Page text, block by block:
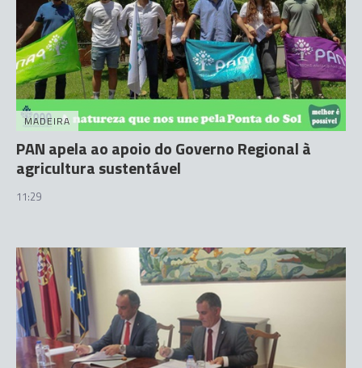
MADEIRA
PAN apela ao apoio do Governo Regional à
agricultura sustentável
11:29